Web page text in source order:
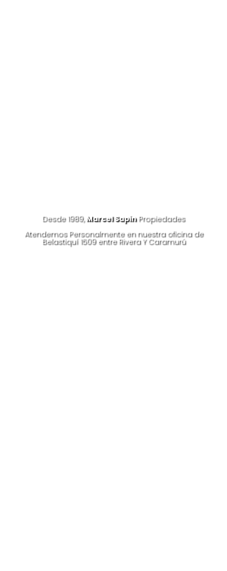
Desde 1989,Marcel SapinPropiedades
Atendemos Personalmente en nuestra oficina de
Belastiquí 1509 entre Rivera Y Caramurú